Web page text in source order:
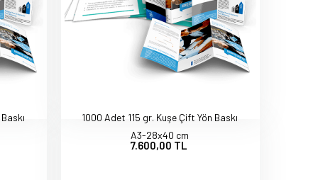
1000 Adet 115 gr. Kuşe Çift Yön Baskı
A3-28x40 cm
7.600,00 TL